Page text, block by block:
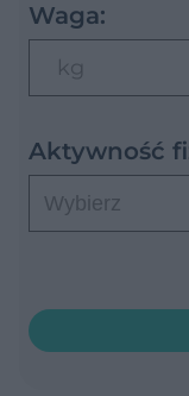
Waga:
kg
Aktywność